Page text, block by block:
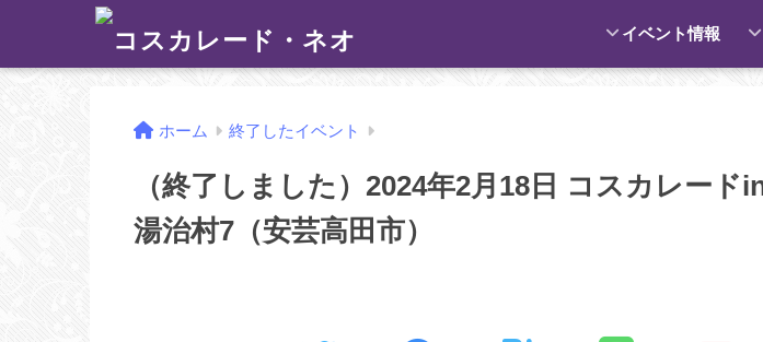
イベント情報
ホーム 終了したイベント
（終了しました）2024年2月18日 コスカレード
湯治村7（安芸高田市）